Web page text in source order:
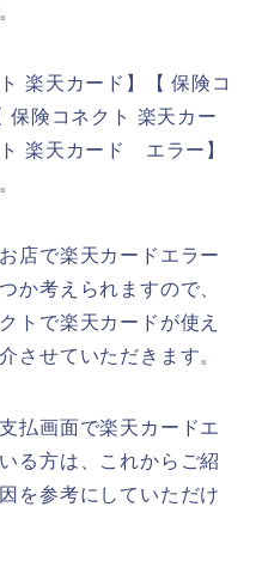
楽天カード】【 保険コ
険コネクト 楽天カー
楽天カード エラー】
店で楽天カードエラー
か考えられますので、
トで楽天カードが使え
させていただきます。
払画面で楽天カードエ
る方は、これからご紹
を参考にしていただけ